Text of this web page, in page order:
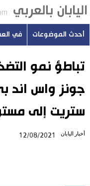
أحدث الموضوعات
أحدث الموضوعات في
تباطؤ نمو
جونز واس اند
ستريت إلى
أخبار اليابان 12/08/2021